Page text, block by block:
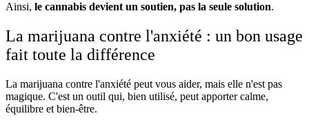
Ainsi, le cannabis devient un soutien, pas la seule solution.
La marijuana contre l'anxiété : un bon usage
fait toute la différence
La marijuana contre l'anxiété peut vous aider, mais elle n'est pas
magique. C'est un outil qui, bien utilisé, peut apporter calme,
équilibre et bien-être.